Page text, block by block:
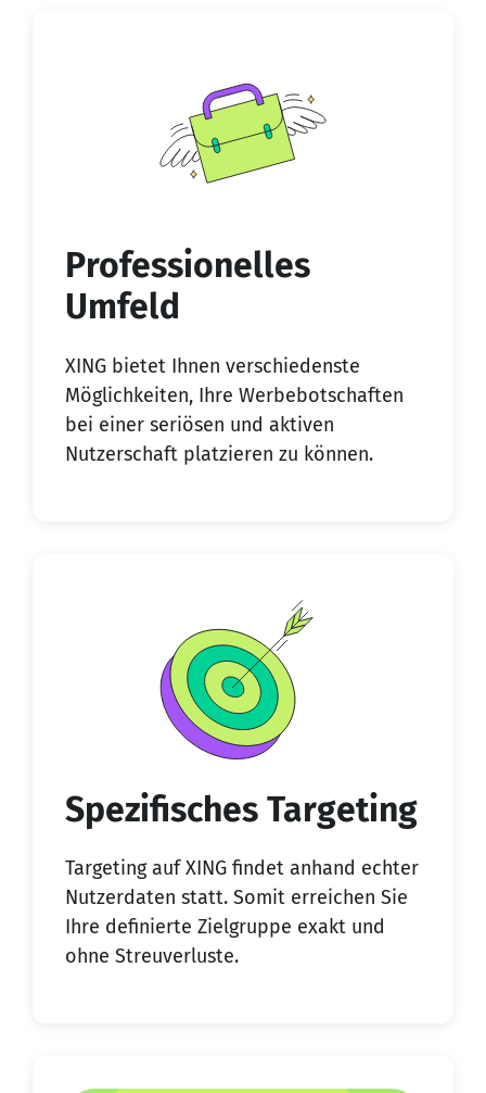
Professionelles
Umfeld
XING bietet Ihnen verschiedenste
Möglichkeiten, Ihre Werbebotschaften
bei einer seriösen und aktiven
Nutzerschaft platzieren zu können.
Spezifisches Targeting
Targeting auf XING findet anhand echter
Nutzerdaten statt. Somit erreichen Sie
Ihre definierte Zielgruppe exakt und
ohne Streuverluste.